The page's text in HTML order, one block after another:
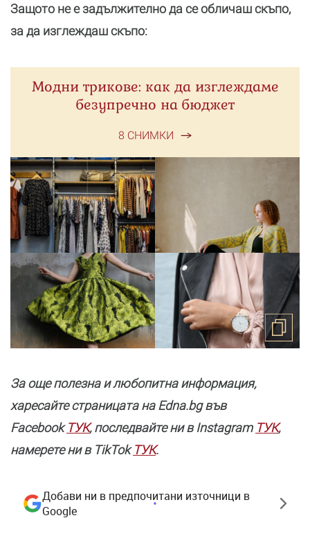
Защото не е задължително да се обличаш скъпо,
за да изглеждаш скъпо:
Модни трикове: как да изглеждаме
безупречно на бюджет
8 СНИМКИ
За още полезнa и любопитна информация,
харесайте страницата нa Edna.bg във
FacebookТУК, последвайте ни в Instagram ТУК,
намерете ни в TikTokТУК.
Добави ни в предпочитани източници в
Google